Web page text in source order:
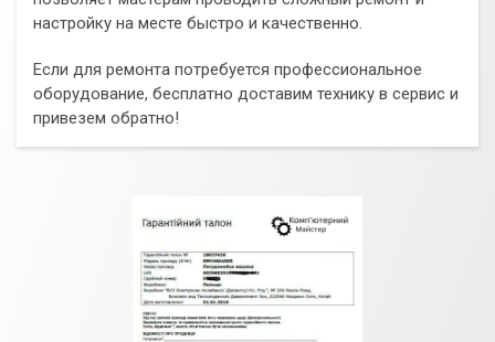
настройку на месте быстро и качественно.
Если для ремонта потребуется профессиональное
оборудование, бесплатно доставим технику в сервис и
привезем обратно!